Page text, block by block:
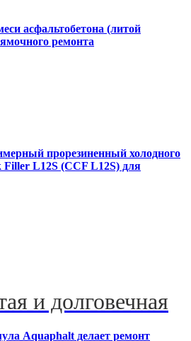
асфальтобетона (литой
ремонта
прорезиненный холодного
Filler L12S (ССF L12S) для
и долговечная
Aquaphalt делает ремонт